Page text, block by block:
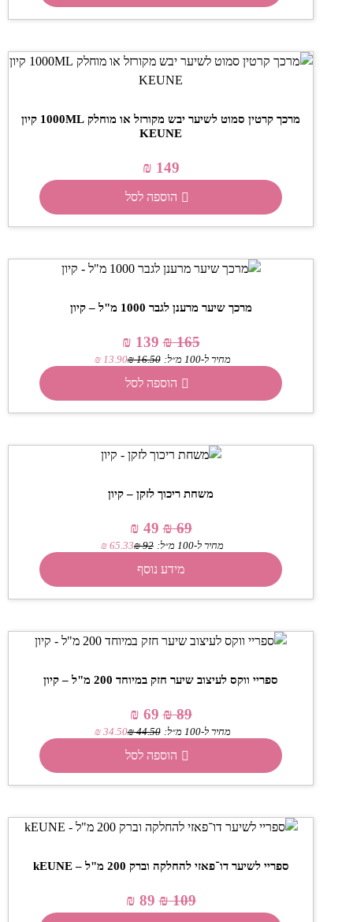
מרכך קרטין סמוט לשיער יבש מקורזל או מוחלק 1000ML קיון
KEUNE
₪ 149
הוספה לסל
מרכך שיער מרענן לגבר 1000 מ"ל – קיון
₪165
₪ 139
מחיר ל-100 מ״ל: ₪16.50
₪13.90
הוספה לסל
משחת ריכוך לזקן – קיון
₪69
₪ 49
מחיר ל-100 מ״ל: ₪92
₪65.33
מידע נוסף
ספריי ווקס לעיצוב שיער חזק במיוחד 200 מ"ל – קיון
₪89
₪ 69
מחיר ל-100 מ״ל: ₪44.50
₪34.50
הוספה לסל
ספריי לשיער דו־פאזי להחלקה וברק 200 מ"ל – kEUNE
₪109
₪ 89